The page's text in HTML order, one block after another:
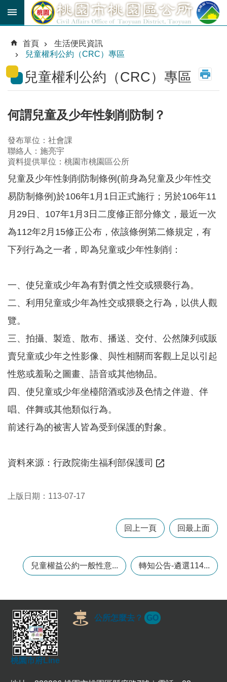
跳到主要內容區塊
育
公
車
線
民
卡
進
搜
本
紹
訊
息
告
生
活
便
民
訊
機
訊
相
站
導
覽
市
政
信
首頁
生活便民資訊
兒童權利公約（CRC）專區
兒童權利公約（CRC）專區
何謂兒童及少年性剝削防制？
發布單位：社會課
聯絡人：施亮宇
資料提供單位：桃園市桃園區公所
兒童及少年性剝削防制條例(前身為兒童及少年性交
易防制條例)於106年1月1日正式施行；另於106年11
月29日、107年1月3日二度修正部分條文，最近一次
為112年2月15修正公布，依該條例第二條規定，有
下列行為之一者，即為兒童或少年性剝削：
一、使兒童或少年為有對價之性交或猥褻行為。
二、利用兒童或少年為性交或猥褻之行為，以供人觀
覽。
三、拍攝、製造、散布、播送、交付、公然陳列或販
賣兒童或少年之性影像、與性相關而客觀上足以引起
性慾或羞恥之圖畫、語音或其他物品。
四、使兒童或少年坐檯陪酒或涉及色情之伴遊、伴
唱、伴舞或其他類似行為。
前述行為的被害人皆為受到保護的對象。
資料來源： 行政院衛生福利部保護司
上版日期：113-07-17
回上一頁 回最上面
兒童權益公約一般性意... 轉知公告-遴選114...
桃園市府Line
公所怎麼去？ GO